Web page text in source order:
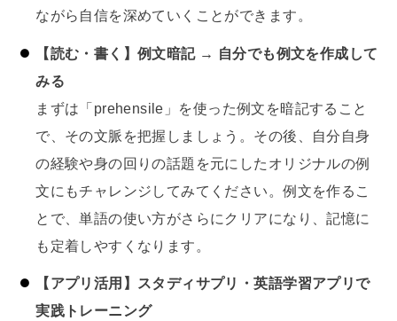
ながら自信を深めていくことができます。
【読む・書く】例文暗記 → 自分でも例文を作成して
みる
まずは「prehensile」を使った例文を暗記すること
で、その文脈を把握しましょう。その後、自分自身
の経験や身の回りの話題を元にしたオリジナルの例
文にもチャレンジしてみてください。例文を作るこ
とで、単語の使い方がさらにクリアになり、記憶に
も定着しやすくなります。
【アプリ活用】スタディサプリ・英語学習アプリで
実践トレーニング